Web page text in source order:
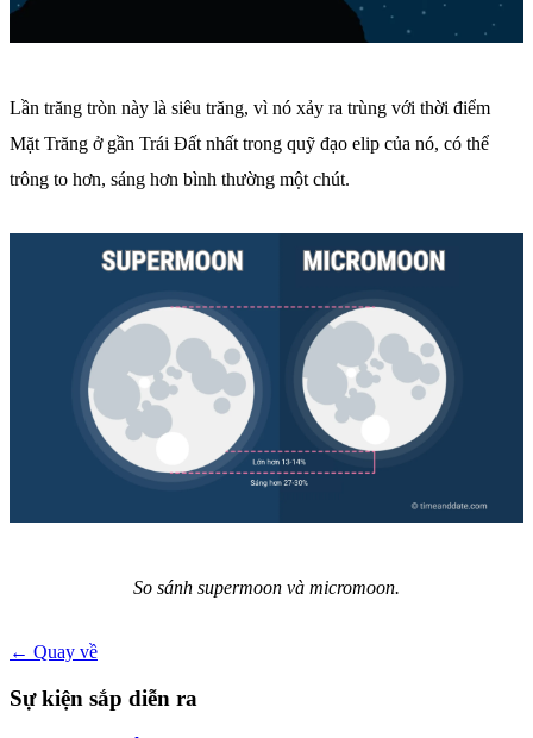
Lần trăng tròn này là siêu trăng, vì nó xảy ra trùng với thời điểm
Mặt Trăng ở gần Trái Đất nhất trong quỹ đạo elip của nó, có thể
trông to hơn, sáng hơn bình thường một chút.
So sánh supermoon và micromoon.
← Quay về
Sự kiện sắp diễn ra